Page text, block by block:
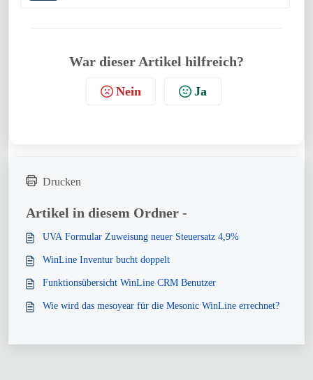
War dieser Artikel hilfreich?
Nein Ja
Drucken
Artikel in diesem Ordner -
UVA Formular Zuweisung neuer Steuersatz 4,9%
WinLine Inventur bucht doppelt
Funktionsübersicht WinLine CRM Benutzer
Wie wird das mesoyear für die Mesonic WinLine errechnet?